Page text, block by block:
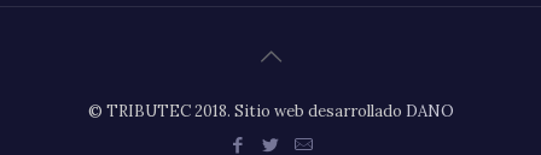
© TRIBUTEC 2018. Sitio web desarrollado DANO